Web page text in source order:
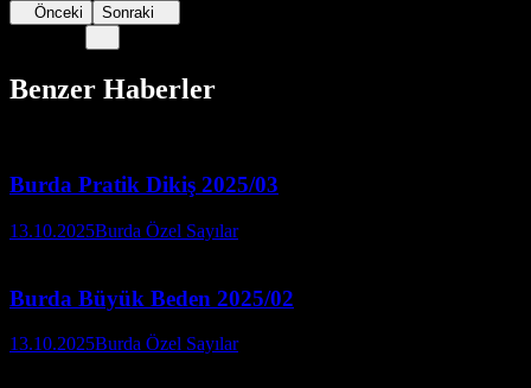
Önceki Sonraki
Benzer Haberler
Burda Pratik Dikiş 2025/03
13.10.2025Burda Özel Sayılar
Burda Büyük Beden 2025/02
13.10.2025Burda Özel Sayılar